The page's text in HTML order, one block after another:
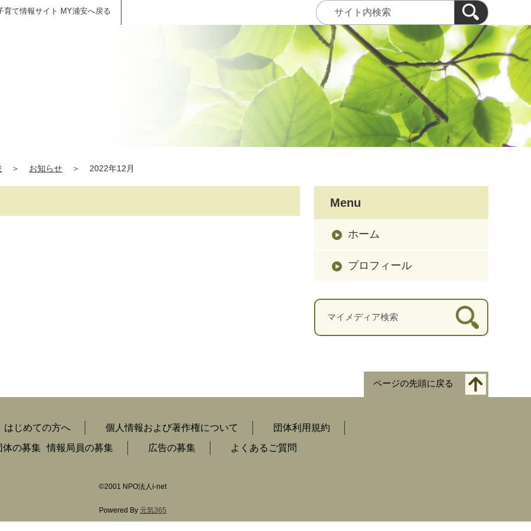
育て情報サイト MY浦安へ戻る
＞ お知らせ ＞ 2022年12月
Menu
ホーム
プロフィール
ページの先頭に戻る
はじめての方へ 個人情報および著作権について
団体利用規約
体の募集 情報局員の募集 広告の募集 よくあるご質問
©2001 NPO法人 i-net
Powered By 元気365